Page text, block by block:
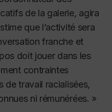
de la galerie, agira
que l’activité sera
franche et
doit jouer dans les
contraintes
de travail racialisées,
ni rémunérées. »